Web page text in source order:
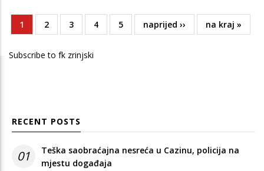
Pagination
Current
page
1 Page
2 Page
3 Page
4 Page
5
Next
page
naprijed ››
Last
page
na kraj »
Subscribe to fk zrinjski
RECENT POSTS
01
Teška saobraćajna nesreća u Cazinu, policija na
mjestu događaja